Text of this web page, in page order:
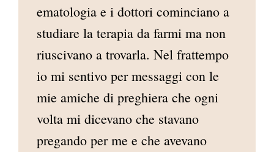
ematologia e i dottori cominciano a
studiare la terapia da farmi ma non
riuscivano a trovarla. Nel frattempo
io mi sentivo per messaggi con le
mie amiche di preghiera che ogni
volta mi dicevano che stavano
pregando per me e che avevano